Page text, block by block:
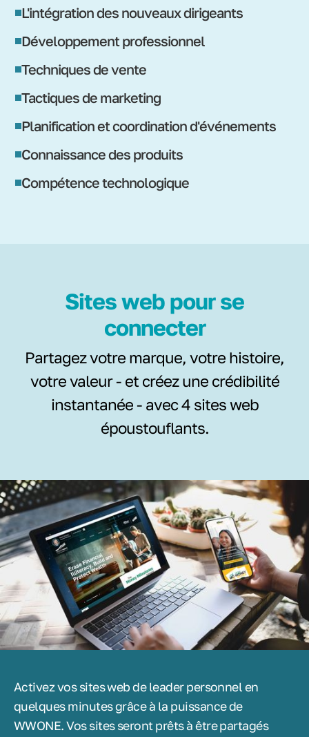
L'intégration des nouveaux dirigeants
Développement professionnel
Techniques de vente
Tactiques de marketing
Planification et coordination d'événements
Connaissance des produits
Compétence technologique
Sites web pour se
connecter
Partagez votre marque, votre histoire,
votre valeur - et créez une crédibilité
instantanée - avec 4 sites web
époustouflants.
Activez vos sites web de leader personnel en
quelques minutes grâce à la puissance de
WWONE. Vos sites seront prêts à être partagés